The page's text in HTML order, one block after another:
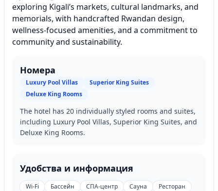
exploring Kigali’s markets, cultural landmarks, and
memorials, with handcrafted Rwandan design,
wellness-focused amenities, and a commitment to
community and sustainability.
Номера
Luxury Pool Villas
Superior King Suites
Deluxe King Rooms
The hotel has 20 individually styled rooms and suites,
including Luxury Pool Villas, Superior King Suites, and
Deluxe King Rooms.
Удобства и информация
Wi-Fi Бассейн СПА-центр Сауна
Ресторан